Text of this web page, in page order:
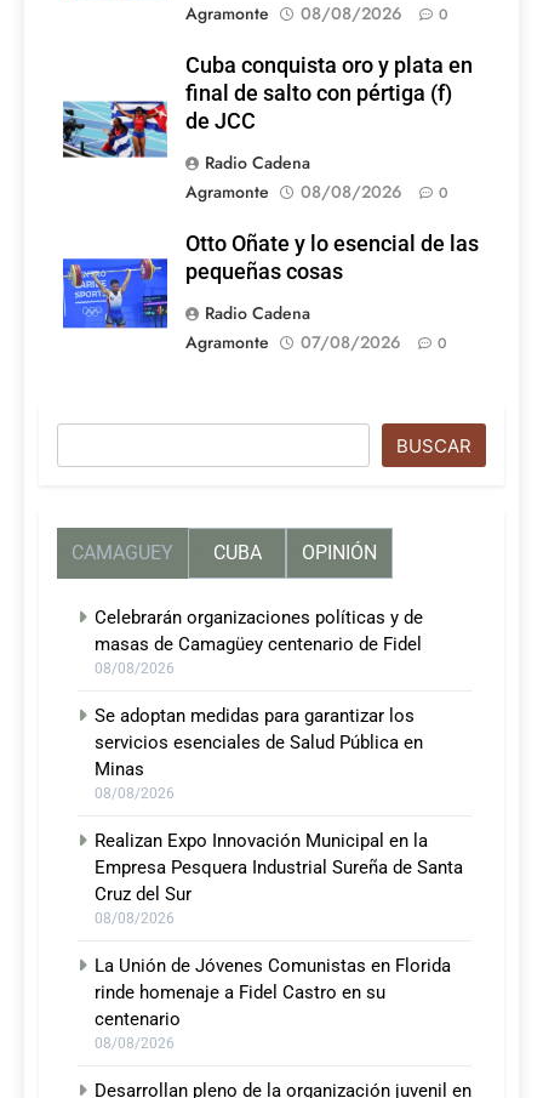
Agramonte
08/08/2026 0
Cuba conquista oro y plata en
final de salto con pértiga (f)
de JCC
Radio Cadena
Agramonte
08/08/2026 0
Otto Oñate y lo esencial de las
pequeñas cosas
Radio Cadena
Agramonte
07/08/2026 0
BUSCAR
CAMAGUEY CUBA OPINIÓN
Celebrarán organizaciones políticas y de
masas de Camagüey centenario de Fidel
08/08/2026
Se adoptan medidas para garantizar los
servicios esenciales de Salud Pública en
Minas
08/08/2026
Realizan Expo Innovación Municipal en la
Empresa Pesquera Industrial Sureña de Santa
Cruz del Sur
08/08/2026
La Unión de Jóvenes Comunistas en Florida
rinde homenaje a Fidel Castro en su
centenario
08/08/2026
Desarrollan pleno de la organización juvenil en